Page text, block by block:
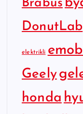
Brabus
DonutLab
elektrikli
Geely
honda